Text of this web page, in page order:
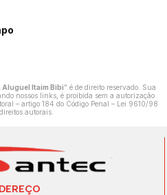
Aluguel Itaim Bibi" é de direito reservado. Sua
nossos links, é proibida sem a autorização
– artigo 184 do Código Penal – Lei 9610/98
autorais